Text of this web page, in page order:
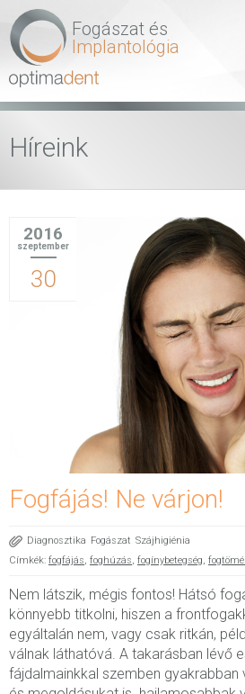
Fogászat és
Implantológia
Híreink
2016
szeptember
30
Fogfájás! Ne várjon!
Diagnosztika Fogászat Szájhigiénia
Címkék: fogfájás, foghúzás, fogínybetegség,
Nem látszik, mégis fontos! Hátsó
könnyebb titkolni, hiszen a
egyáltalán nem, vagy csak ritkán,
válnak láthatóvá. A takarásban lévő
fájdalmainkkal szemben gyakrabban